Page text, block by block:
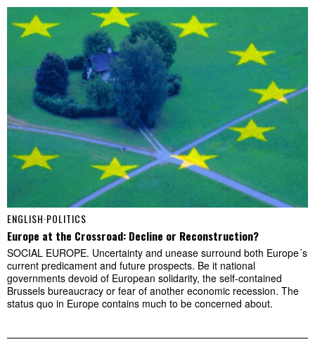
ENGLISH·POLITICS
Europe at the Crossroad: Decline or Reconstruction?
SOCIAL EUROPE. Uncertainty and unease surround both Europe´s
current predicament and future prospects. Be it national
governments devoid of European solidarity, the self-contained
Brussels bureaucracy or fear of another economic recession. The
status quo in Europe contains much to be concerned about.